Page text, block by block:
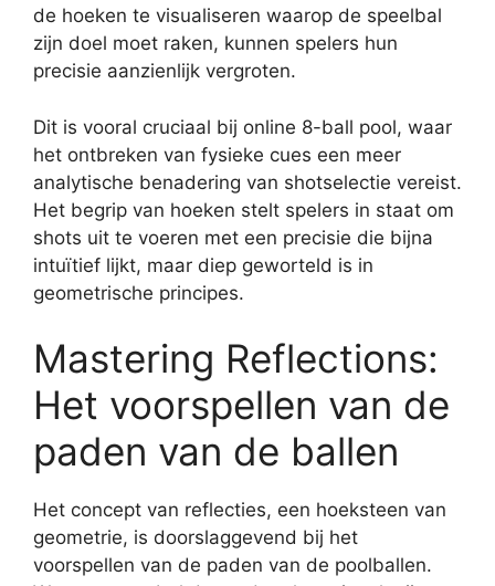
de hoeken te visualiseren waarop de speelbal
zijn doel moet raken, kunnen spelers hun
precisie aanzienlijk vergroten.
Dit is vooral cruciaal bij online 8-ball pool, waar
het ontbreken van fysieke cues een meer
analytische benadering van shotselectie vereist.
Het begrip van hoeken stelt spelers in staat om
shots uit te voeren met een precisie die bijna
intuïtief lijkt, maar diep geworteld is in
geometrische principes.
Mastering Reflections:
Het voorspellen van de
paden van de ballen
Het concept van reflecties, een hoeksteen van
geometrie, is doorslaggevend bij het
voorspellen van de paden van de poolballen.